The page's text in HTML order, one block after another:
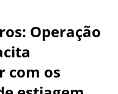
Operação
com os